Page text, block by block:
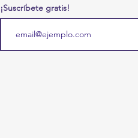
¡Suscríbete gratis!